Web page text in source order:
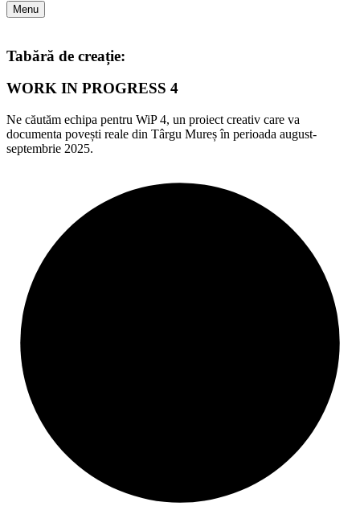
Menu
Tabără de creație:
WORK IN PROGRESS 4
Ne căutăm echipa pentru WiP 4, un proiect creativ care va
documenta povești reale din Târgu Mureș în perioada august-
septembrie 2025.